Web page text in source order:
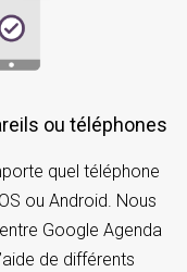
ou téléphones
quel téléphone
ou Android. Nous
Google Agenda
de différents